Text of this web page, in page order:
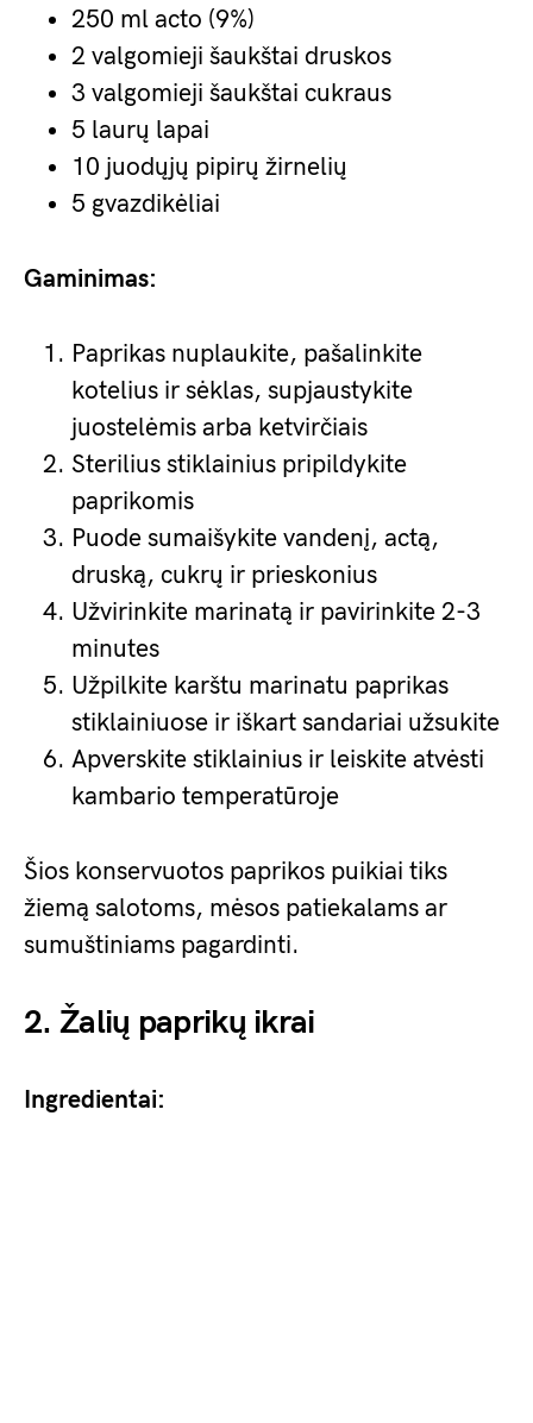
250 ml acto (9%)
2 valgomieji šaukštai druskos
3 valgomieji šaukštai cukraus
5 laurų lapai
10 juodųjų pipirų žirnelių
5 gvazdikėliai
Gaminimas:
Paprikas nuplaukite, pašalinkite
kotelius ir sėklas, supjaustykite
juostelėmis arba ketvirčiais
Sterilius stiklainius pripildykite
paprikomis
Puode sumaišykite vandenį, actą,
druską, cukrų ir prieskonius
Užvirinkite marinatą ir pavirinkite 2-3
minutes
Užpilkite karštu marinatu paprikas
stiklainiuose ir iškart sandariai užsukite
Apverskite stiklainius ir leiskite atvėsti
kambario temperatūroje
Šios konservuotos paprikos puikiai tiks
žiemą salotoms, mėsos patiekalams ar
sumuštiniams pagardinti.
2. Žalių paprikų ikrai
Ingredientai: